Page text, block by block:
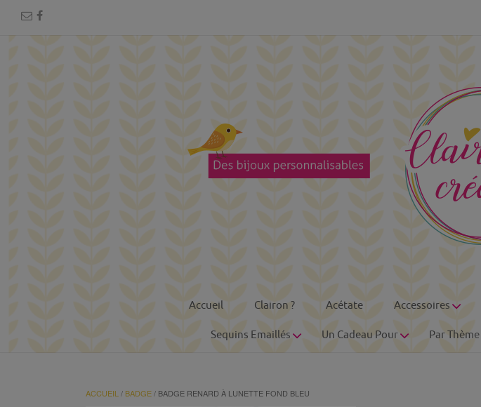
Accueil Clairon ? Acétate Accessoires
Sequins Emaillés Un Cadeau Pour Par Thème
ACCUEIL / BADGE/ BADGE RENARD À LUNETTE FOND BLEU